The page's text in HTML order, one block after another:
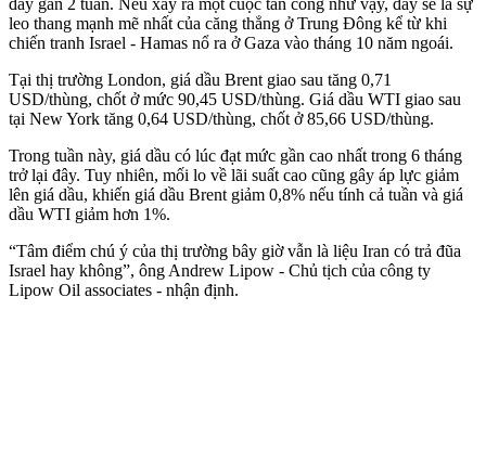
leo thang mạnh mẽ nhất của căng thẳng ở Trung Đông kể từ khi
chiến tranh Israel - Hamas nổ ra ở Gaza vào tháng 10 năm ngoái.
Tại thị trường London, giá dầu Brent giao sau tăng 0,71
USD/thùng, chốt ở mức 90,45 USD/thùng. Giá dầu WTI giao sau
tại New York tăng 0,64 USD/thùng, chốt ở 85,66 USD/thùng.
Trong tuần này, giá dầu có lúc đạt mức gần cao nhất trong 6 tháng
trở lại đây. Tuy nhiên, mối lo về lãi suất cao cũng gây áp lực giảm
lên giá dầu, khiến giá dầu Brent giảm 0,8% nếu tính cả tuần và giá
dầu WTI giảm hơn 1%.
“Tâm điểm chú ý của thị trường bây giờ vẫn là liệu Iran có trả đũa
Israel hay không”, ông Andrew Lipow - Chủ tịch của công ty
Lipow Oil as‌sociates - nhận định.